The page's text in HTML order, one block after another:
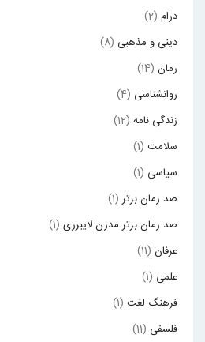
درام (2)
دینی و مذهبی (8)
رمان (14)
روانشناسی (4)
زندگی نامه (12)
سلامت (1)
سیاسی (1)
صد رمان برتر (1)
صد رمان برتر مدرن لایبرری (1)
عرفان (11)
علمی (1)
فرهنگ لغت (1)
فلسفی (11)